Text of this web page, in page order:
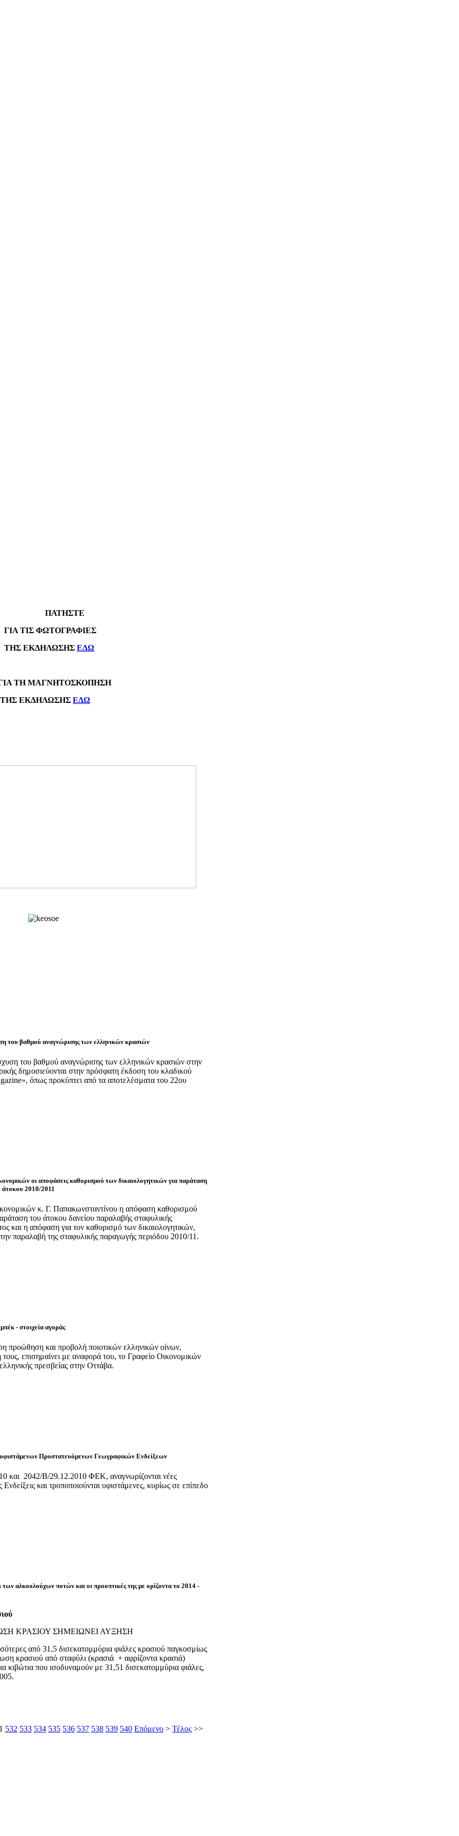
ΠΑΤΗΣΤΕ
ΤΙΣ ΦΩΤΟΓΡΑΦΙΕΣ
ΕΚΔΗΛΩΣΗΣ ΕΔΩ
ΤΗ ΜΑΓΝΗΤΟΣΚΟΠΗΣΗ
ΕΚΔΗΛΩΣΗΣ ΕΔΩ
του βαθμού αναγνώρισης των ελληνικών κρασιών
του βαθμού αναγνώρισης των ελληνικών κρασιών στην
δημοσιεύονται στην πρόσφατη έκδοση του κλαδικού
όπως προκύπτει από τα αποτελέσματα του 22ου
οι αποφάσεις καθορισμού των δικαιολογητικών για παράταση
άτοκου 2010/2011
κ. Γ. Παπακωνσταντίνου η απόφαση καθορισμού
του άτοκου δανείου παραλαβής σταφυλικής
και η απόφαση για τον καθορισμό των δικαιολογητικών,
παραλαβή της σταφυλικής παραγωγής περιόδου 2010/11.
- στοιχεία αγοράς
προώθηση και προβολή ποιοτικών ελληνικών οίνων,
τους, επισημαίνει με αναφορά του, το Γραφείο Οικονομικών
πρεσβείας στην Οττάβα.
Προστατευόμενων Γεωγραφικών Ενδείξεων
και 2042/Β/29.12.2010 ΦΕΚ, αναγνωρίζονται νέες
και τροποποιούνται υφιστάμενες, κυρίως σε επίπεδο
αλκοολούχων ποτών και οι προοπτικές της με ορίζοντα το 2014 -
ΚΡΑΣΙΟΥ ΣΗΜΕΙΩΝΕΙ ΑΥΞΗΣΗ
από 31,5 δισεκατομμύρια φιάλες κρασιού παγκοσμίως
κρασιού από σταφύλι (κρασιά + αφρίζοντα κρασιά)
κιβώτια που ισοδυναμούν με 31,51 δισεκατομμύρια φιάλες,
532 533 534 535 536 537 538 539 540 Επόμενο > Τέλος >>